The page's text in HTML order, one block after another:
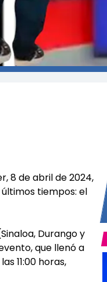
8 de abril de 2024,
tiempos: el
Durango y
que llenó a
11:00 horas,